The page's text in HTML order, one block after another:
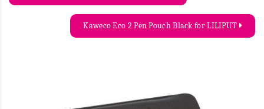
Kaweco Eco 2 Pen Pouch Black for LILIPUT